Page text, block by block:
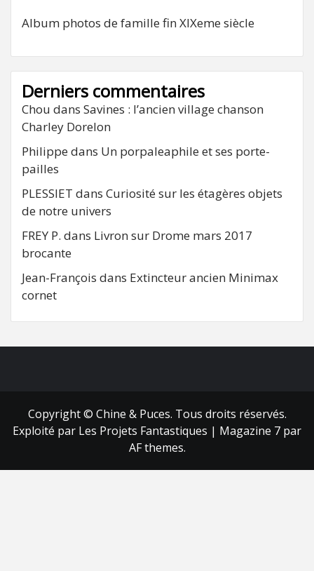
Album photos de famille fin XIXeme siècle
Derniers commentaires
Chou dans Savines : l’ancien village chanson
Charley Dorelon
Philippe dans Un porpaleaphile et ses porte-
pailles
PLESSIET dans Curiosité sur les étagères objets
de notre univers
FREY P. dans Livron sur Drome mars 2017
brocante
Jean-François dans Extincteur ancien Minimax
cornet
Copyright © Chine & Puces. Tous droits réservés.
Exploité par Les Projets Fantastiques | Magazine 7 par
AF themes.